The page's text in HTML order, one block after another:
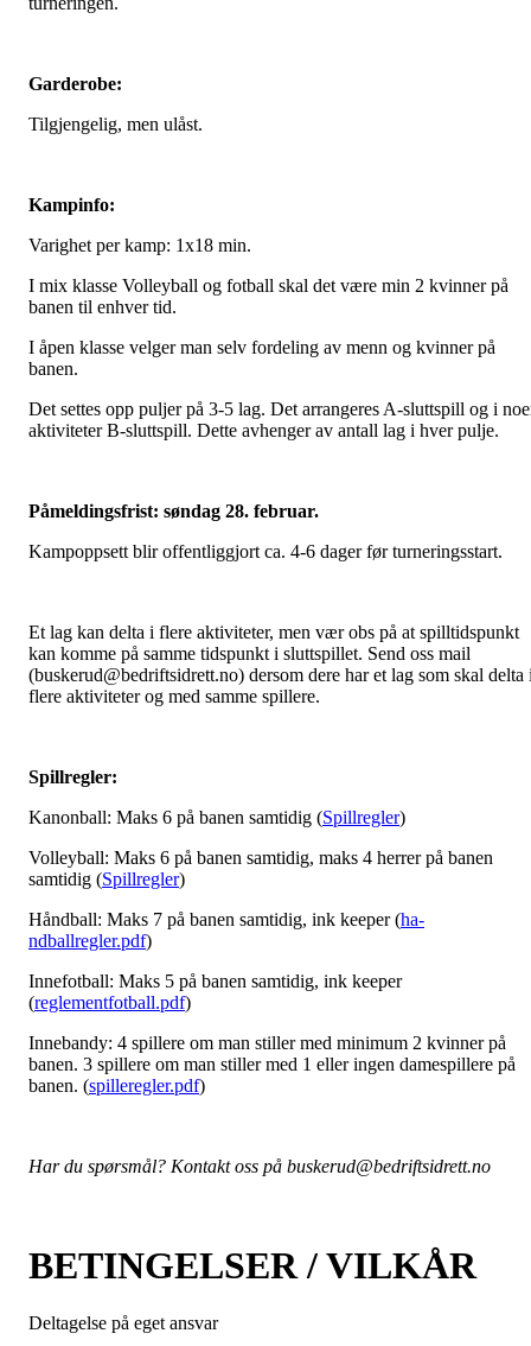
Garderobe:
Tilgjengelig, men ulåst.
Kampinfo:
Varighet per kamp: 1x18 min.
I mix klasse Volleyball og fotball skal det være min 2 kvinner på
banen til enhver tid.
I åpen klasse velger man selv fordeling av menn og kvinner på
banen.
Det settes opp puljer på 3-5 lag. Det arrangeres A-sluttspill og i
aktiviteter B-sluttspill. Dette avhenger av antall lag i hver pulje.
Påmeldingsfrist: søndag 28. februar.
Kampoppsett blir offentliggjort ca. 4-6 dager før turneringsstart.
Et lag kan delta i flere aktiviteter, men vær obs på at spilltidspunkt
kan komme på samme tidspunkt i sluttspillet. Send oss mail
(buskerud@bedriftsidrett.no) dersom dere har et lag som skal delta
flere aktiviteter og med samme spillere.
Spillregler:
Kanonball: Maks 6 på banen samtidig (Spillregler)
Volleyball: Maks 6 på banen samtidig, maks 4 herrer på banen
samtidig (Spillregler)
Håndball: Maks 7 på banen samtidig, ink keeper (ha-
ndballregler.pdf)
Innefotball: Maks 5 på banen samtidig, ink keeper
(reglementfotball.pdf)
Innebandy: 4 spillere om man stiller med minimum 2 kvinner på
banen. 3 spillere om man stiller med 1 eller ingen damespillere på
banen. (spilleregler.pdf)
Har du spørsmål? Kontakt oss på buskerud@bedriftsidrett.no
BETINGELSER / VILKÅR
Deltagelse på eget ansvar